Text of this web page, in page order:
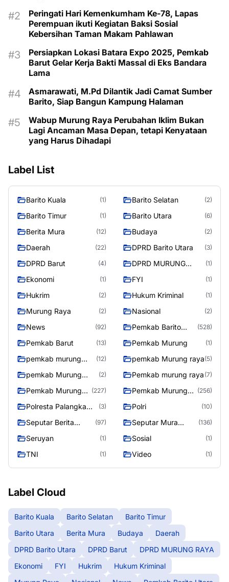
Peringati Hari Kemenkumham Ke-78, Lapas
Perempuan ikuti Kegiatan Baksi Sosial
Kebersihan Taman Makam Pahlawan
Persiapkan Lokasi Batara Expo 2025, Pemkab
Barut Gelar Kerja Bakti Massal di Eks Bandara
Lama
Asmarawati, M.Pd Dilantik Jadi Camat Sumber
Barito, Siap Bangun Kampung Halaman
Wabup Murung Raya Perubahan Iklim Bukan
Lagi Ancaman Masa Depan, tetapi Kenyataan
yang Harus Dihadapi
Label List
Barito Kuala (1) Barito Selatan (2)
Barito Timur (1) Barito Utara (6)
Berita Mura (12) Budaya (2)
Daerah (22) DPRD Barito Utara (3)
DPRD Barut (4)
DPRD MURUNG
(1)
Ekonomi (1) FYI (1)
Hukrim (2) Hukum Kriminal (1)
Murung Raya (2) Nasional (2)
News (92)
Pemkab Barito
(528)
Pemkab Barut (13) Pemkab Murung (1)
pemkab murung
(12) pemkab Murung raya(5)
pemkab Murung
(2) Pemkab murung raya (7)
Pemkab Murung
(227)
Pemkab Murung
(256)
Polresta Palangka
(3) Polri (10)
Seputar Berita
(97)
Seputar Mura
(136)
Seruyan (1) Sosial (1)
TNI (1) Video (1)
Label Cloud
Barito Kuala Barito Selatan
Barito Timur
Barito Utara
Berita Mura Budaya
Daerah
DPRD Barito Utara
DPRD Barut
DPRD MURUNG RAYA
Ekonomi
FYI Hukrim
Hukum Kriminal